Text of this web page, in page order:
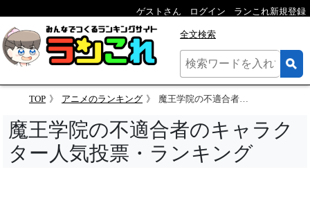
ゲストさん ログイン ランこれ新規登録
全文検索
TOP アニメのランキング 魔王学院の不適合者のキャラクター人気投票
魔王学院の不適合者のキャラク
ター人気投票・ランキング